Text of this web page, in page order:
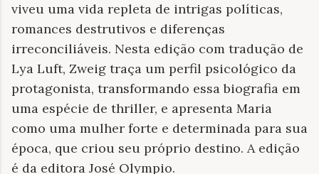
viveu uma vida repleta de intrigas políticas,
romances destrutivos e diferenças
irreconciliáveis. Nesta edição com tradução de
Lya Luft, Zweig traça um perfil psicológico da
protagonista, transformando essa biografia em
uma espécie de thriller, e apresenta Maria
como uma mulher forte e determinada para sua
época, que criou seu próprio destino. A edição
é da editora José Olympio.